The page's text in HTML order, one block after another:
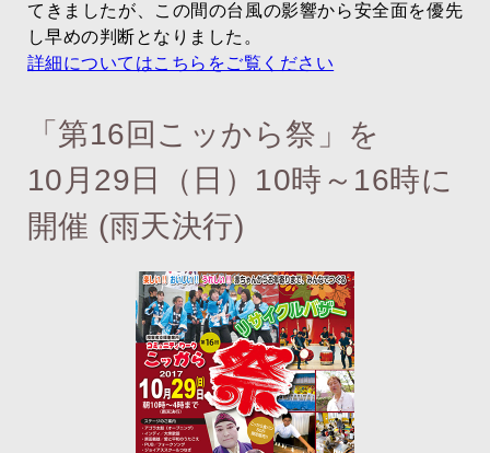
てきましたが、この間の台風の影響から安全面を優先
し早めの判断となりました。
詳細についてはこちらをご覧ください
「第16回こッから祭」を
10月29日（日）10時～16時に
開催 (雨天決行)